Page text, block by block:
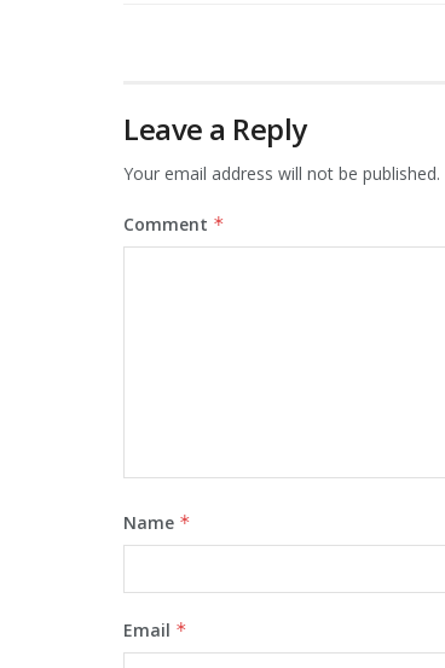
Leave a Reply
Your email address will not be published.
Comment *
Name *
Email *